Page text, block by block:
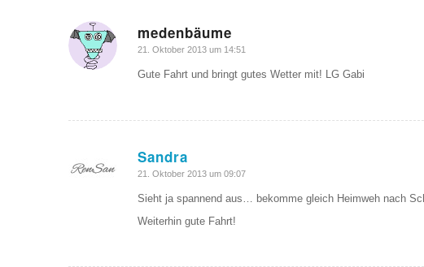
medenbäume
sagte:
21. Oktober 2013 um 14:51
Gute Fahrt und bringt gutes Wetter mit! LG Gabi
Sandra
sagte:
21. Oktober 2013 um 09:07
Sieht ja spannend aus… bekomme gleich Heimweh nach
Weiterhin gute Fahrt!